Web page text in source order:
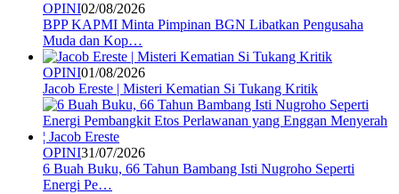
OPINI02/08/2026
BPP KAPMI Minta Pimpinan BGN Libatkan Pengusaha
Muda dan Kop…
OPINI01/08/2026
Jacob Ereste | Misteri Kematian Si Tukang Kritik
OPINI31/07/2026
6 Buah Buku, 66 Tahun Bambang Isti Nugroho Seperti
Energi Pe…